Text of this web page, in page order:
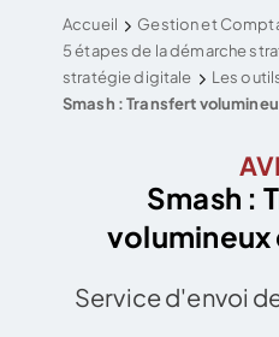
Accueil Gestion et
5 étapes de la démarche
stratégie digitale
Les
Smash : Transfert
Smash :
volumineux
Service d'envoi